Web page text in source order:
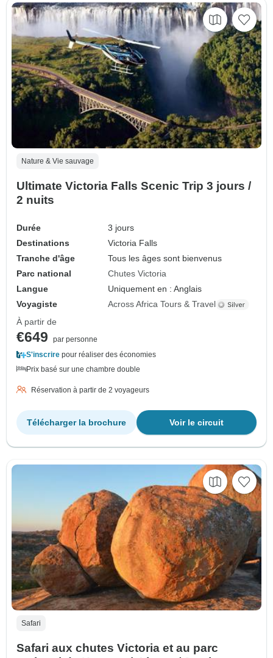
Nature & Vie sauvage
Ultimate Victoria Falls Scenic Trip 3 jours /
2 nuits
Durée
3 jours
Destinations
Victoria Falls
Tranche d'âge
Tous les âges sont bienvenus
Parc national
Chutes Victoria
Langue
Uniquement en : Anglais
Voyagiste
Across Africa Tours & Travel
À partir de
€649
par personne
S'inscrire pour réaliser des économies
Prix basé sur une chambre double
Réservation à partir de 2 voyageurs
Voir le circuit
Télécharger la brochure
Safari
Safari aux chutes Victoria et au parc